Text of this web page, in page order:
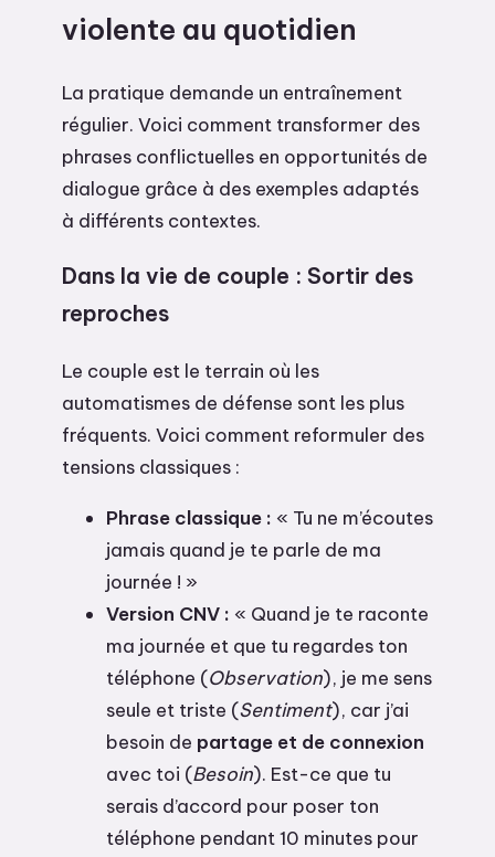
violente au quotidien
La pratique demande un entraînement
régulier. Voici comment transformer des
phrases conflictuelles en opportunités de
dialogue grâce à des exemples adaptés
à différents contextes.
Dans la vie de couple : Sortir des
reproches
Le couple est le terrain où les
automatismes de défense sont les plus
fréquents. Voici comment reformuler des
tensions classiques :
Phrase classique : « Tu ne m’écoutes
jamais quand je te parle de ma
journée ! »
Version CNV : « Quand je te raconte
ma journée et que tu regardes ton
téléphone (Observation), je me sens
seule et triste (Sentiment), car j’ai
besoin de partage et de connexion
avec toi (Besoin). Est-ce que tu
serais d’accord pour poser ton
téléphone pendant 10 minutes pour